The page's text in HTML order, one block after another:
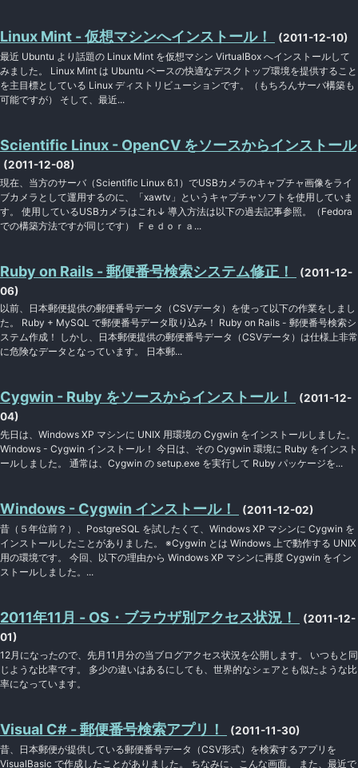
Linux Mint - 仮想マシンへインストール！ (2011-12-10)
最近 Ubuntu より話題の Linux Mint を仮想マシン VirtualBox へインストールして
みました。 Linux Mint は Ubuntu ベースの快適なデスクトップ環境を提供すること
を主目標としている Linux ディストリビューションです。（もちろんサーバ構築も
可能ですが） そして、最近...
Scientific Linux - OpenCV をソースからインストール
(2011-12-08)
現在、当方のサーバ（Scientific Linux 6.1）でUSBカメラのキャプチャ画像をライ
ブカメラとして運用するのに、「xawtv」というキャプチャソフトを使用していま
す。 使用しているUSBカメラはこれ↓ 導入方法は以下の過去記事参照。（Fedora
での構築方法ですが同じです） Ｆｅｄｏｒａ...
Ruby on Rails - 郵便番号検索システム修正！
(2011-12-
06)
以前、日本郵便提供の郵便番号データ（CSVデータ）を使って以下の作業をしまし
た。 Ruby + MySQL で郵便番号データ取り込み！ Ruby on Rails - 郵便番号検索シ
ステム作成！ しかし、日本郵便提供の郵便番号データ（CSVデータ）は仕様上非常
に危険なデータとなっています。 日本郵...
Cygwin - Ruby をソースからインストール！
(2011-12-
04)
先日は、Windows XP マシンに UNIX 用環境の Cygwin をインストールしました。
Windows - Cygwin インストール！ 今日は、その Cygwin 環境に Ruby をインスト
ールしました。 通常は、Cygwin の setup.exe を実行して Ruby パッケージを...
Windows - Cygwin インストール！ (2011-12-02)
昔（５年位前？）、PostgreSQL を試したくて、Windows XP マシンに Cygwin を
インストールしたことがありました。 ※Cygwin とは Windows 上で動作する UNIX
用の環境です。 今回、以下の理由から Windows XP マシンに再度 Cygwin をイン
ストールしました。...
2011年11月 - OS・ブラウザ別アクセス状況！
(2011-12-
01)
12月になったので、先月11月分の当ブログアクセス状況を公開します。 いつもと同
じような比率です。 多少の違いはあるにしても、世界的なシェアとも似たような比
率になっています。
Visual C# - 郵便番号検索アプリ！ (2011-11-30)
昔、日本郵便が提供している郵便番号データ（CSV形式）を検索するアプリを
VisualBasic で作成したことがありました。 ちなみに、こんな画面。 また、最近で